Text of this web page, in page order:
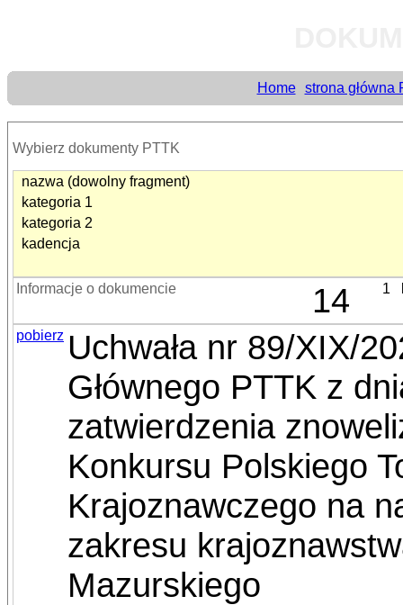
Home strona główna
Wybierz dokumenty PTTK
nazwa (dowolny fragment)
kategoria 1
kategoria 2
kadencja
Informacje o dokumencie 14 1
pobierz Uchwała nr 89/XIX/
Głównego PTTK z
zatwierdzenia
Konkursu Polskiego
Krajoznawczego na
zakresu
Mazurskiego